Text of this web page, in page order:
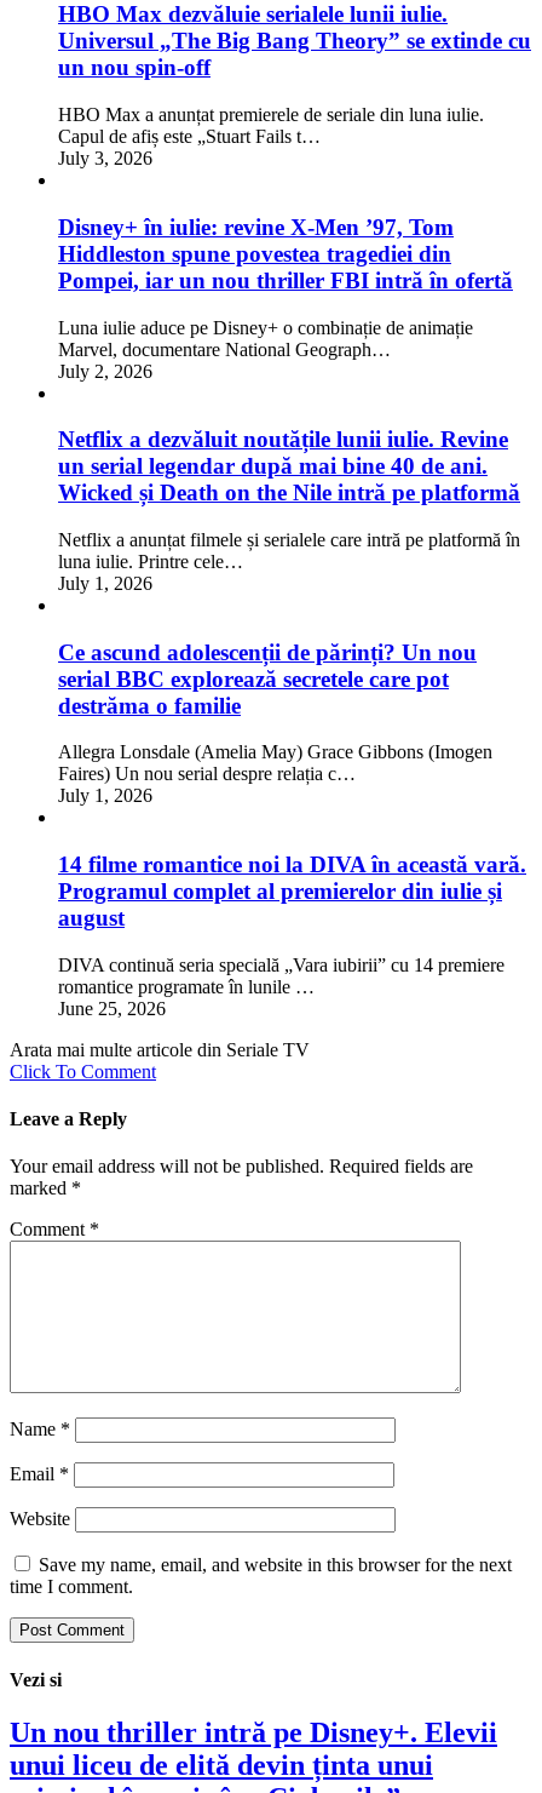
HBO Max dezvăluie serialele lunii iulie.
Universul „The Big Bang Theory” se extinde cu
un nou spin-off
HBO Max a anunțat premierele de seriale din luna iulie.
Capul de afiș este „Stuart Fails t…
July 3, 2026
Disney+ în iulie: revine X-Men ’97, Tom
Hiddleston spune povestea tragediei din
Pompei, iar un nou thriller FBI intră în ofertă
Luna iulie aduce pe Disney+ o combinație de animație
Marvel, documentare National Geograph…
July 2, 2026
Netflix a dezvăluit noutățile lunii iulie. Revine
un serial legendar după mai bine 40 de ani.
Wicked și Death on the Nile intră pe platformă
Netflix a anunțat filmele și serialele care intră pe platformă în
luna iulie. Printre cele…
July 1, 2026
Ce ascund adolescenții de părinți? Un nou
serial BBC explorează secretele care pot
destrăma o familie
Allegra Lonsdale (Amelia May) Grace Gibbons (Imogen
Faires) Un nou serial despre relația c…
July 1, 2026
14 filme romantice noi la DIVA în această vară.
Programul complet al premierelor din iulie și
august
DIVA continuă seria specială „Vara iubirii” cu 14 premiere
romantice programate în lunile …
June 25, 2026
Arata mai multe articole din Seriale TV
Click To Comment
Leave a Reply
Your email address will not be published. Required fields are
marked *
Comment *
Name *
Email *
Website
Save my name, email, and website in this browser for the next
time I comment.
Vezi si
Un nou thriller intră pe Disney+. Elevii
unui liceu de elită devin ținta unui